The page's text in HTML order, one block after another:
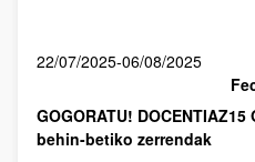
22/07/2025-06/08/2025
GOGORATU!
behin-betiko zerrendak